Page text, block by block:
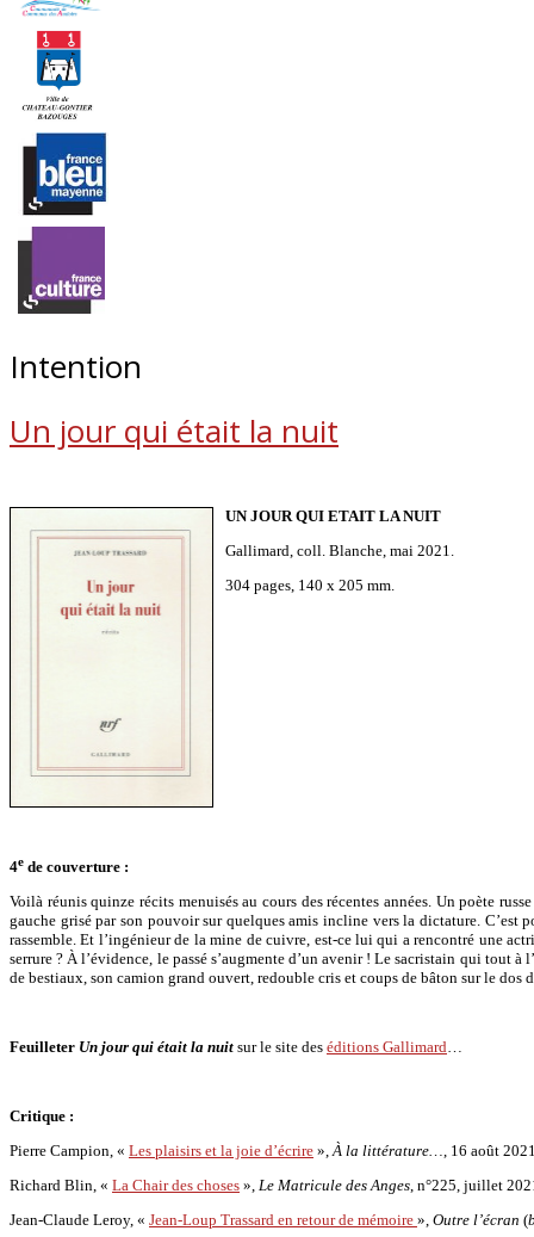
Intention
Un jour qui était la nuit
UN JOUR QUI ETAIT LA NUIT
Gallimard, coll. Blanche, mai 2021.
304 pages, 140 x 205 mm.
4e de couverture :
Voilà réunis quinze récits menuisés au cours des récentes années. Un poète
gauche grisé par son pouvoir sur quelques amis incline vers la dictature. C’est
rassemble. Et l’ingénieur de la mine de cuivre, est-ce lui qui a rencontré une
serrure ? À l’évidence, le passé s’augmente d’un avenir ! Le sacristain qui tout
de bestiaux, son camion grand ouvert, redouble cris et coups de bâton sur le dos
Feuilleter Un jour qui était la nuit sur le site des éditions Gallimard
Critique :
Pierre Campion, « Les plaisirs et la joie d’écrire », À la littérature…
, 16 août
Richard Blin, « La Chair des choses », Le Matricule des Anges , n°225, juillet
Jean-Claude Leroy, « Jean-Loup Trassard en retour de mémoire », Outre l’écran (